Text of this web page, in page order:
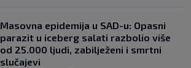
Masovna epidemija u SAD-u: Opasni
parazit u iceberg salati razbolio više
od 25.000 ljudi, zabilježeni i smrtni
slučajevi